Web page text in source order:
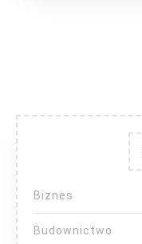
Biznes
Budownictwo